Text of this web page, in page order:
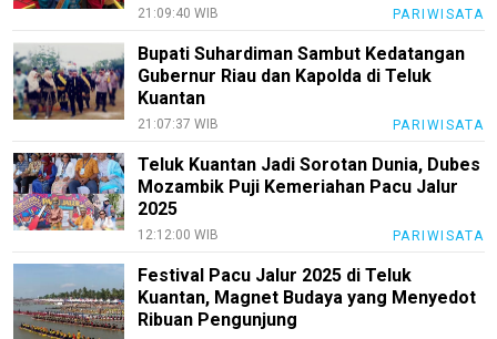
21:09:40 WIB PARIWISATA
Bupati Suhardiman Sambut Kedatangan
Gubernur Riau dan Kapolda di Teluk
Kuantan
21:07:37 WIB PARIWISATA
Teluk Kuantan Jadi Sorotan Dunia, Dubes
Mozambik Puji Kemeriahan Pacu Jalur
2025
12:12:00 WIB PARIWISATA
Festival Pacu Jalur 2025 di Teluk
Kuantan, Magnet Budaya yang Menyedot
Ribuan Pengunjung